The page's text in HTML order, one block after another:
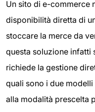
Un sito di e-commerce
disponibilità diretta di
stoccare la merce da
questa soluzione infatti
richiede la gestione
quali sono i due
alla modalità prescelta